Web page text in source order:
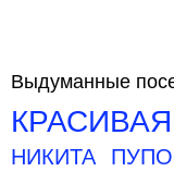
Выдуманные
КРАСИВАЯ
НИКИТА